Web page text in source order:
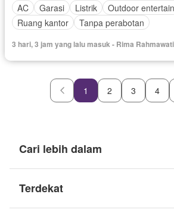
AC
Garasi Listrik
Outdoor
Ruang kantor
Tanpa perabotan
3 hari, 3 jam yang lalu masuk - Rima
1 2 3 4
Cari lebih dalam
Terdekat